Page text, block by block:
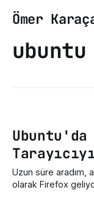
Ömer
Uzun süre aradım,
olarak Firefox geliyor